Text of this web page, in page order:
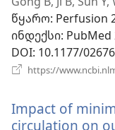
წყარო‎: Perfusion
ინდექსი‎: PubMed
DOI‎: 10.1177/
https://
Impact of
circulation on